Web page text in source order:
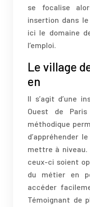
se focalise
insertion dans le
ici le domaine
l’emploi.
Le village
en
Il s’agit d’une
Ouest de
méthodique
d’appréhender
mettre à niveau.
ceux-ci soient
du métier en
accéder
Témoignant de